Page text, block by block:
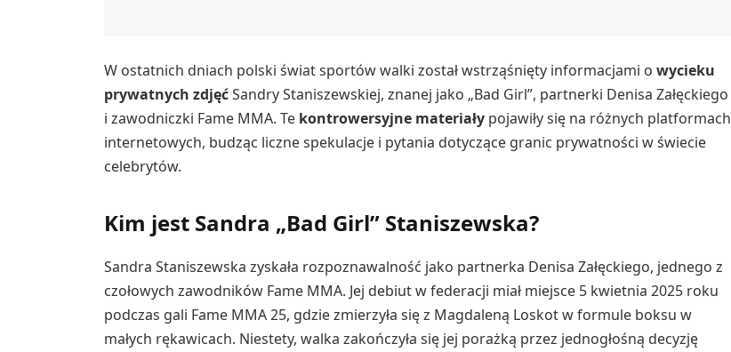
W ostatnich dniach polski świat sportów walki został wstrząśnięty informacjami owycieku
prywatnych zdjęćSandry Staniszewskiej, znanej jako „Bad Girl”, partnerki Denisa Załęckiego
i zawodniczki Fame MMA. Te kontrowersyjne materiały pojawiły się na różnych platformach
internetowych, budząc liczne spekulacje i pytania dotyczące granic prywatności w świecie
celebrytów.
Kim jest Sandra „Bad Girl” Staniszewska?
Sandra Staniszewska zyskała rozpoznawalność jako partnerka Denisa Załęckiego, jednego z
czołowych zawodników Fame MMA. Jej debiut w federacji miał miejsce 5 kwietnia 2025 roku
podczas gali Fame MMA 25, gdzie zmierzyła się z Magdaleną Loskot w formule boksu w
małych rękawicach. Niestety, walka zakończyła się jej porażką przez jednogłośną decyzję